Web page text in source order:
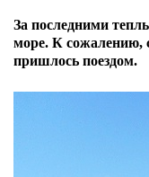
За последними
море. К сожалению,
пришлось поездом.